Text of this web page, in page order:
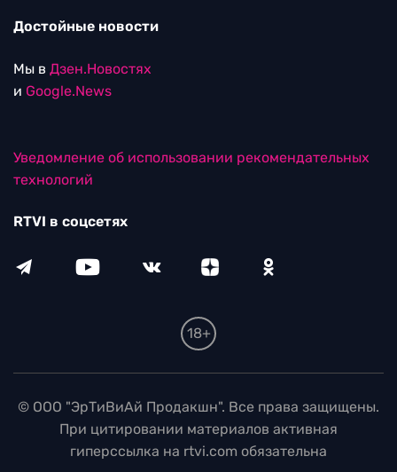
Достойные новости
Мы в Дзен.Новостях
и Google.News
Уведомление об использовании рекомендательных
технологий
RTVI в соцсетях
18+
© ООО "ЭрТиВиАй Продакшн". Все права защищены.
При цитировании материалов активная
гиперссылка на rtvi.com обязательна